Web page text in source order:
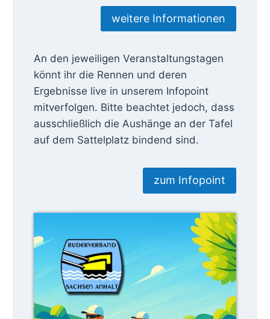
weitere Informationen
An den jeweiligen Veranstaltungstagen
könnt ihr die Rennen und deren
Ergebnisse live in unserem Infopoint
mitverfolgen. Bitte beachtet jedoch, dass
ausschließlich die Aushänge an der Tafel
auf dem Sattelplatz bindend sind.
zum Infopoint